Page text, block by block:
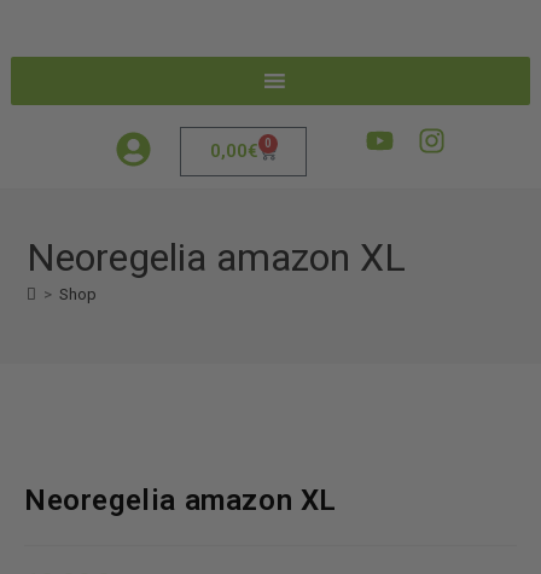
0,00€ 0
Neoregelia amazon XL
> Shop
Neoregelia amazon XL